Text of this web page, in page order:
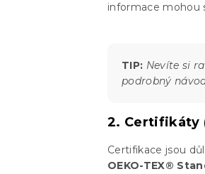
informace mohou
TIP: Nevíte si
podrobný
2. Certifikáty
Certifikace jsou
OEKO-TEX®